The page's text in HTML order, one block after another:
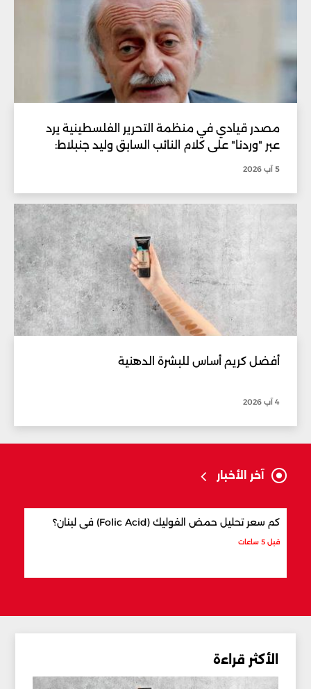
مصدر قيادي في منظمة التحرير الفلسطينية يرد
عبر "وردنا" على كلام النائب السابق وليد جنبلاط:
5 آب 2026
أفضل كريم أساس للبشرة الدهنية
4 آب 2026
آخر الأخبار
كم سعر تحليل حمض الفوليك (Folic Acid) في لبنان؟
قبل 5 ساعات
الأكثر قراءة